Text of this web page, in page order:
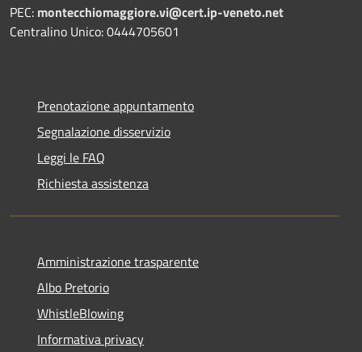
PEC: montecchiomaggiore.vi@cert.ip-veneto.net
Centralino Unico: 0444705601
Prenotazione appuntamento
Segnalazione disservizio
Leggi le FAQ
Richiesta assistenza
Amministrazione trasparente
Albo Pretorio
WhistleBlowing
Informativa privacy